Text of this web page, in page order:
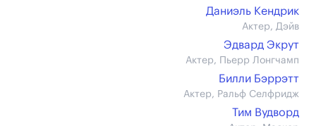
Даниэль Кендрик
Актер, Дэйв
Эдвард Экрут
Актер, Пьерр Лонгчамп
Билли Бэррэтт
Актер, Ральф Селфридж
Тим Вудворд